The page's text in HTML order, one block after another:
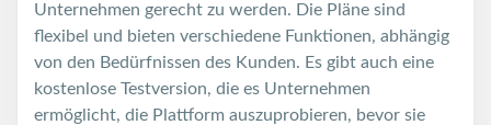
Unternehmen gerecht zu werden. Die Pläne sind
flexibel und bieten verschiedene Funktionen, abhängig
von den Bedürfnissen des Kunden. Es gibt auch eine
kostenlose Testversion, die es Unternehmen
ermöglicht, die Plattform auszuprobieren, bevor sie